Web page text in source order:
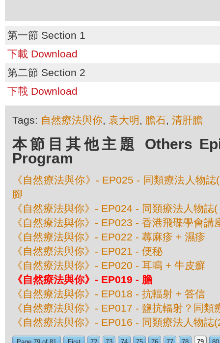
第一節 Section 1
下載 Download
第二節 Section 2
下載 Download
Tags: 自然療法與你, 袁大明 , 膽石, 清肝膽
本節目其他主題 Others
Program
《自然療法與你》- EP025 - 同類療法人物
腳
《自然療法與你》- EP024 - 同類療法人物誌
《自然療法與你》- EP023 - 香港飛碟學會講
《自然療法與你》- EP022 - 蕁麻疹 + 濕疹
《自然療法與你》- EP021 - 便秘
《自然療法與你》- EP020 - 耳鳴 + 牛皮癬
《自然療法與你》- EP019 - 膽
《自然療法與你》- EP018 - 抗輻射 + 答信
《自然療法與你》- EP017 - 鹽抗輻射？同類
《自然療法與你》- EP016 - 同類療法人物誌